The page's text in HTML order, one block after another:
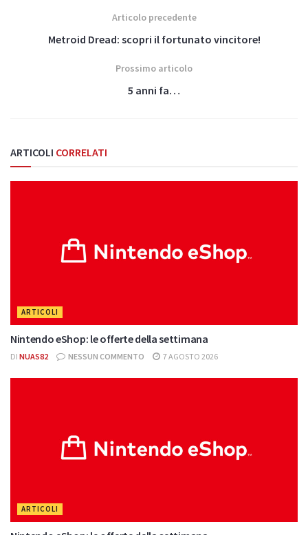
Articolo precedente
Metroid Dread: scopri il fortunato vincitore!
Prossimo articolo
5 anni fa…
ARTICOLI CORRELATI
ARTICOLI
Nintendo eShop: le offerte della settimana
DI NUAS82 NESSUN COMMENTO 7 AGOSTO 2026
ARTICOLI